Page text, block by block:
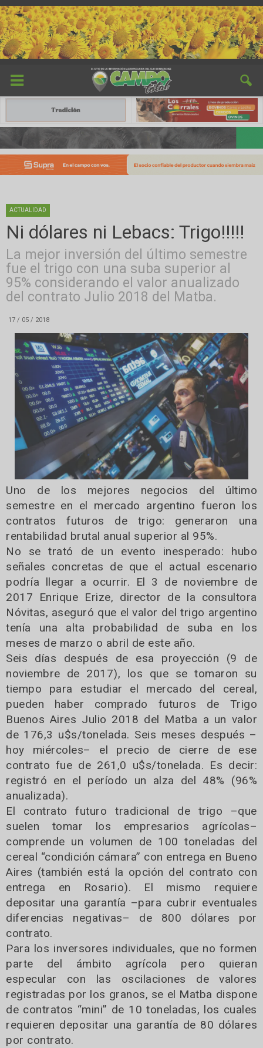
ACTUALIDAD
Ni dólares ni Lebacs: Trigo!!!!!
La mejor inversión del último semestre
fue el trigo con una suba superior al
95% considerando el valor anualizado
del contrato Julio 2018 del Matba.
17 / 05 / 2018
Uno de los mejores negocios del último
semestre en el mercado argentino fueron los
contratos futuros de trigo: generaron una
rentabilidad brutal anual superior al 95%.
No se trató de un evento inesperado: hubo
señales concretas de que el actual escenario
podría llegar a ocurrir. El 3 de noviembre de
2017 Enrique Erize, director de la consultora
Nóvitas, aseguró que el valor del trigo argentino
tenía una alta probabilidad de suba en los
meses de marzo o abril de este año.
Seis días después de esa proyección (9 de
noviembre de 2017), los que se tomaron su
tiempo para estudiar el mercado del cereal,
pueden haber comprado futuros de Trigo
Buenos Aires Julio 2018 del Matba a un valor
de 176,3 u$s/tonelada. Seis meses después –
hoy miércoles– el precio de cierre de ese
contrato fue de 261,0 u$s/tonelada. Es decir:
registró en el período un alza del 48% (96%
anualizada).
El contrato futuro tradicional de trigo –que
suelen tomar los empresarios agrícolas–
comprende un volumen de 100 toneladas del
cereal “condición cámara” con entrega en Bueno
Aires (también está la opción del contrato con
entrega en Rosario). El mismo requiere
depositar una garantía –para cubrir eventuales
diferencias negativas– de 800 dólares por
contrato.
Para los inversores individuales, que no formen
parte del ámbito agrícola pero quieran
especular con las oscilaciones de valores
registradas por los granos, se el Matba dispone
de contratos “mini” de 10 toneladas, los cuales
requieren depositar una garantía de 80 dólares
por contrato.